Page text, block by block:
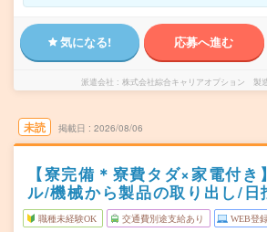
気になる! 応募へ進む
派遣会社 株式会社綜合キャリアオプション 製
未読 掲載日 2026/08/06
【寮完備＊寮費タダ×家電付
ル/機械から製品の取り出し/日
職種未経験OK 交通費別途支給あり WEB登